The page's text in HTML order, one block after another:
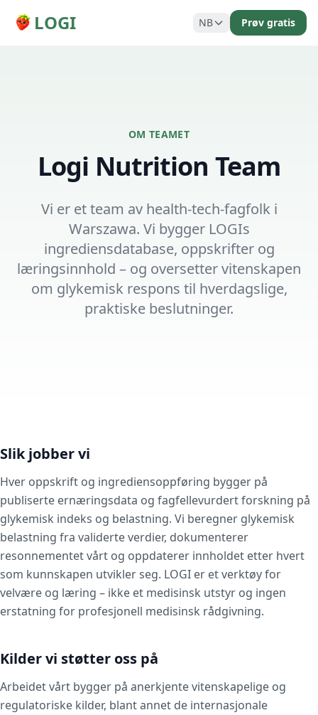
LOGI NB Prøv gratis
OM TEAMET
Logi Nutrition Team
Vi er et team av health-tech-fagfolk i
Warszawa. Vi bygger LOGIs
ingrediensdatabase, oppskrifter og
læringsinnhold – og oversetter vitenskapen
om glykemisk respons til hverdagslige,
praktiske beslutninger.
Slik jobber vi
Hver oppskrift og ingrediensoppføring bygger på
publiserte ernæringsdata og fagfellevurdert forskning på
glykemisk indeks og belastning. Vi beregner glykemisk
belastning fra validerte verdier, dokumenterer
resonnementet vårt og oppdaterer innholdet etter hvert
som kunnskapen utvikler seg. LOGI er et verktøy for
velvære og læring – ikke et medisinsk utstyr og ingen
erstatning for profesjonell medisinsk rådgivning.
Kilder vi støtter oss på
Arbeidet vårt bygger på anerkjente vitenskapelige og
regulatoriske kilder, blant annet de internasjonale